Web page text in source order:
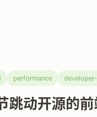
performance
跳动开源的